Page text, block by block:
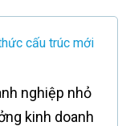
cấu trúc mới
nghiệp nhỏ
kinh doanh